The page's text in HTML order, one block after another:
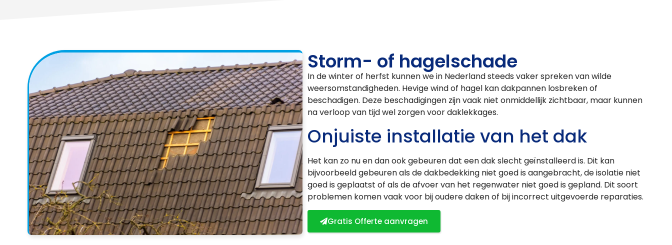
Storm- of hagelschade
In de winter of herfst kunnen we in Nederland steeds vaker spreken van wilde
weersomstandigheden. Hevige wind of hagel kan dakpannen losbreken of
beschadigen. Deze beschadigingen zijn vaak niet onmiddellijk zichtbaar, maar kunnen
na verloop van tijd wel zorgen voor daklekkages.
Onjuiste installatie van het dak
Het kan zo nu en dan ook gebeuren dat een dak slecht geïnstalleerd is. Dit kan
bijvoorbeeld gebeuren als de dakbedekking niet goed is aangebracht, de isolatie niet
goed is geplaatst of als de afvoer van het regenwater niet goed is gepland. Dit soort
problemen komen vaak voor bij oudere daken of bij incorrect uitgevoerde reparaties.
Gratis Offerte aanvragen